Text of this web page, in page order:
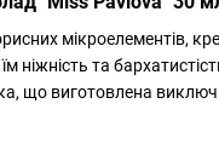
мікроелементів,
та
що виготовлена